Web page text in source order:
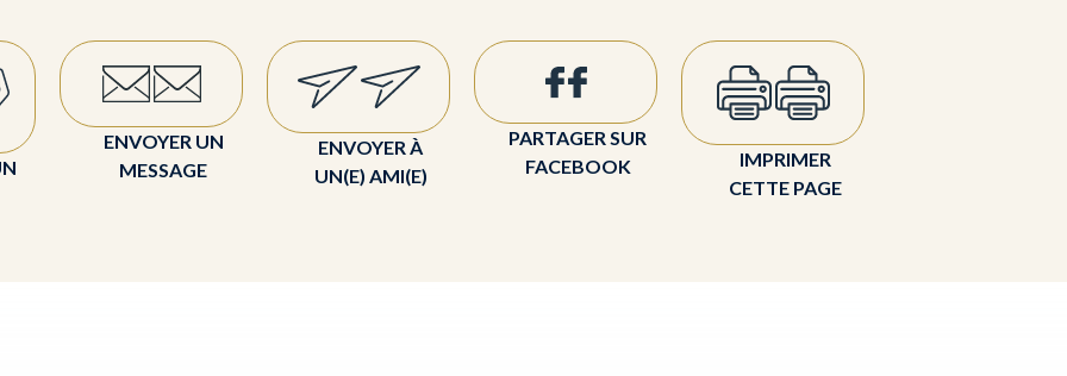
ENVOYER UN
MESSAGE
ENVOYER À
UN(E) AMI(E)
PARTAGER SUR
FACEBOOK
IMPRIMER
CETTE PAGE